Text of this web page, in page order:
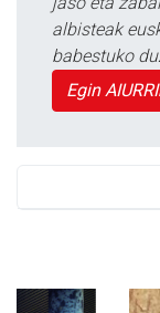
albisteak
babestuko
Egin